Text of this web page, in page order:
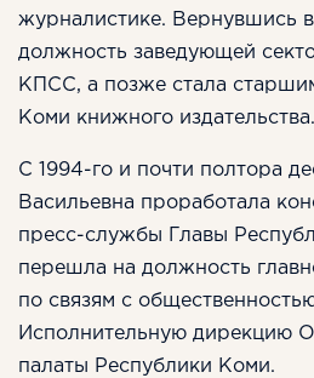
журналистике. Вернувшись
должность заведующей
КПСС, а позже стала
Коми книжного издательства.
С 1994-го и почти полтора
Васильевна проработала
пресс-службы Главы
перешла на должность
по связям с
Исполнительную дирекцию
палаты Республики Коми.